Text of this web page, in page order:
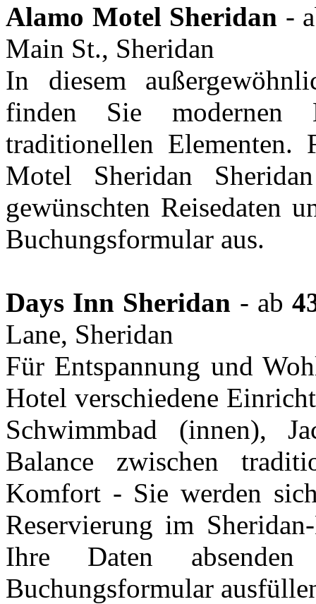
Alamo Motel Sheridan -
Main St., Sheridan
In diesem
finden Sie
traditionellen
Motel Sheridan
gewünschten Reisedaten
Buchungsformular aus.
Days Inn Sheridan - ab
Lane, Sheridan
Für Entspannung und
Hotel verschiedene
Schwimmbad (innen),
Balance zwischen
Komfort - Sie werden
Reservierung im
Ihre Daten
Buchungsformular